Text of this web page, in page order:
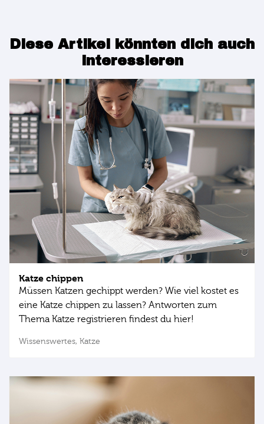
Diese Artikel könnten dich auch
interessieren
Katze chippen
Müssen Katzen gechippt werden? Wie viel kostet es
eine Katze chippen zu lassen? Antworten zum
Thema Katze registrieren findest du hier!
Wissenswertes, Katze